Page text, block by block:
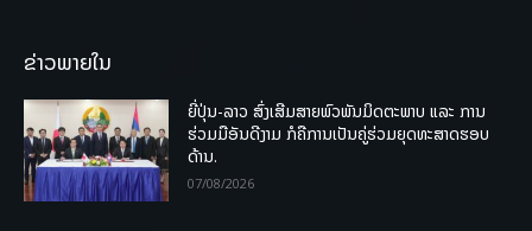
ຂ່າວພາຍໃນ
ຍີ່ປຸ່ນ-ລາວ ສົ່ງເສີມສາຍພົວພັນມິດຕະພາບ ແລະ ການ
ຮ່ວມມືອັນດີງາມ ກໍຄືການເປັນຄູ່ຮ່ວມຍຸດທະສາດຮອບ
ດ້ານ.
07/08/2026